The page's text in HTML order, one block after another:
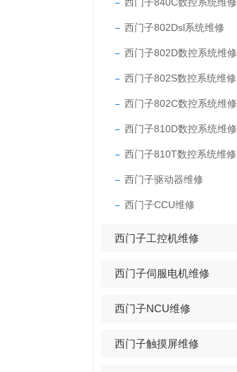
西门子802Dsl系统维修
西门子802D数控系统维修
西门子802S数控系统维修
西门子802C数控系统维修
西门子810D数控系统维修
西门子810T数控系统维修
西门子驱动器维修
西门子CCU维修
西门子工控机维修
西门子伺服电机维修
西门子NCU维修
西门子触摸屏维修